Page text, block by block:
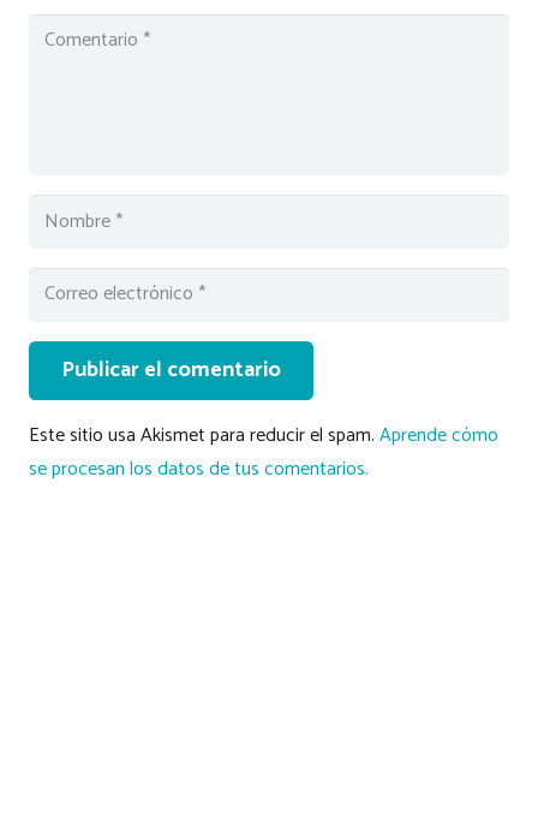
Publicar el comentario
Este sitio usa Akismet para reducir el spam.Aprende cómo
se procesan los datos de tus comentarios.